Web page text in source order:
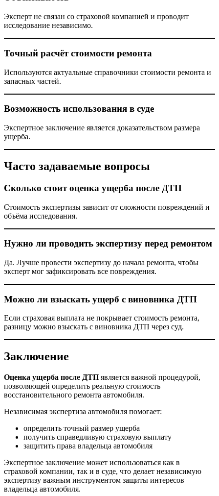
Эксперт не связан со страховой компанией и проводит
исследование независимо.
Точный расчёт стоимости ремонта
Используются актуальные справочники стоимости ремонта и
запасных частей.
Возможность использования в суде
Экспертное заключение является доказательством размера
ущерба.
Часто задаваемые вопросы
Сколько стоит оценка ущерба после ДТП
Стоимость экспертизы зависит от сложности повреждений и
объёма исследования.
Нужно ли проводить экспертизу перед ремонтом
Да. Лучше провести экспертизу до начала ремонта, чтобы
эксперт мог зафиксировать все повреждения.
Можно ли взыскать ущерб с виновника ДТП
Если страховая выплата не покрывает стоимость ремонта,
разницу можно взыскать с виновника ДТП через суд.
Заключение
Оценка ущерба после ДТП является важной процедурой,
позволяющей определить реальную стоимость
восстановительного ремонта автомобиля.
Независимая экспертиза автомобиля помогает:
определить точный размер ущерба
получить справедливую страховую выплату
защитить права владельца автомобиля
Экспертное заключение может использоваться как в
страховой компании, так и в суде, что делает независимую
экспертизу важным инструментом защиты интересов
владельца автомобиля.